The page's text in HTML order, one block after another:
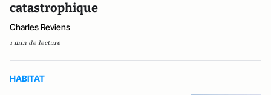
catastrophique
Charles Reviens
1 min de lecture
HABITAT